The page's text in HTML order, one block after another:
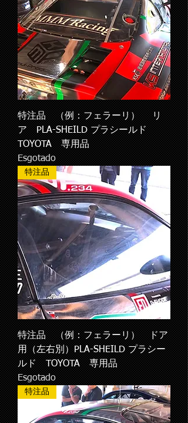
特注品 （例：フェラーリ） リ
ア PLA-SHEILD プラシールド
TOYOTA 専用品
Esgotado
特注品
特注品 （例：フェラーリ） ドア
用（左右別）PLA-SHEILD プラシー
ルド TOYOTA 専用品
Esgotado
特注品